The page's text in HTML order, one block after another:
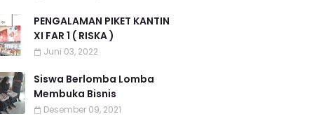
PENGALAMAN PIKET KANTIN
XI FAR 1 ( RISKA )
Juni 03, 2022
Siswa Berlomba Lomba
Membuka Bisnis
Desember 09, 2021